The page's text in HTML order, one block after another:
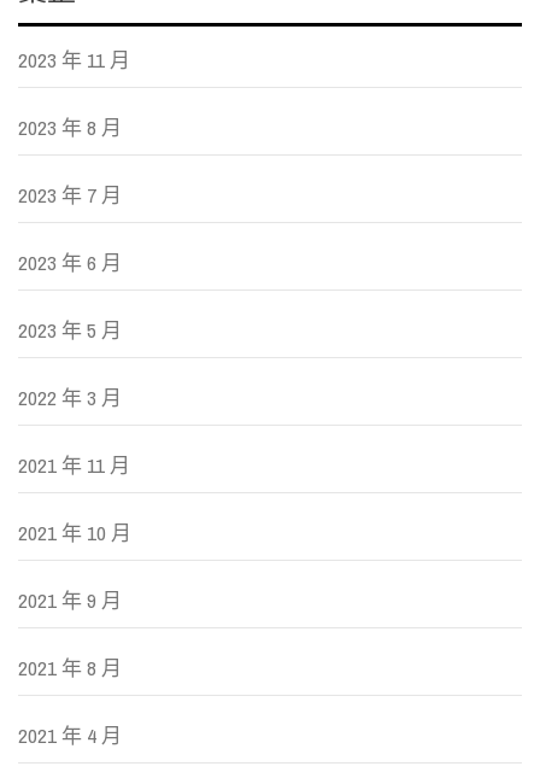
2023 年 11 月
2023 年 8 月
2023 年 7 月
2023 年 6 月
2023 年 5 月
2022 年 3 月
2021 年 11 月
2021 年 10 月
2021 年 9 月
2021 年 8 月
2021 年 4 月